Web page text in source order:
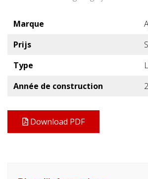
Marque
Prijs
Type
Année de construction
Download PDF